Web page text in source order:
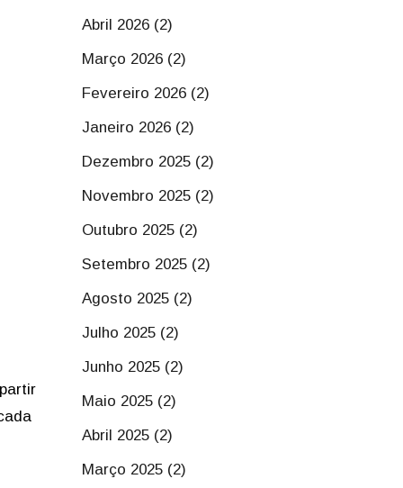
Abril 2026 (2)
Março 2026 (2)
Fevereiro 2026 (2)
Janeiro 2026 (2)
Dezembro 2025 (2)
Novembro 2025 (2)
Outubro 2025 (2)
Setembro 2025 (2)
Agosto 2025 (2)
Julho 2025 (2)
Junho 2025 (2)
Maio 2025 (2)
Abril 2025 (2)
Março 2025 (2)